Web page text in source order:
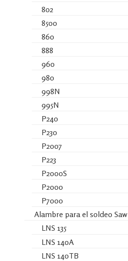
802
8500
860
888
960
980
998N
995N
P240
P230
P2007
P223
P2000S
P2000
P7000
Alambre para el soldeo Saw
LNS 135
LNS 140A
LNS 140TB